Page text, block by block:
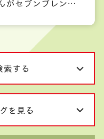
がセブンブレンチ
する
を見る